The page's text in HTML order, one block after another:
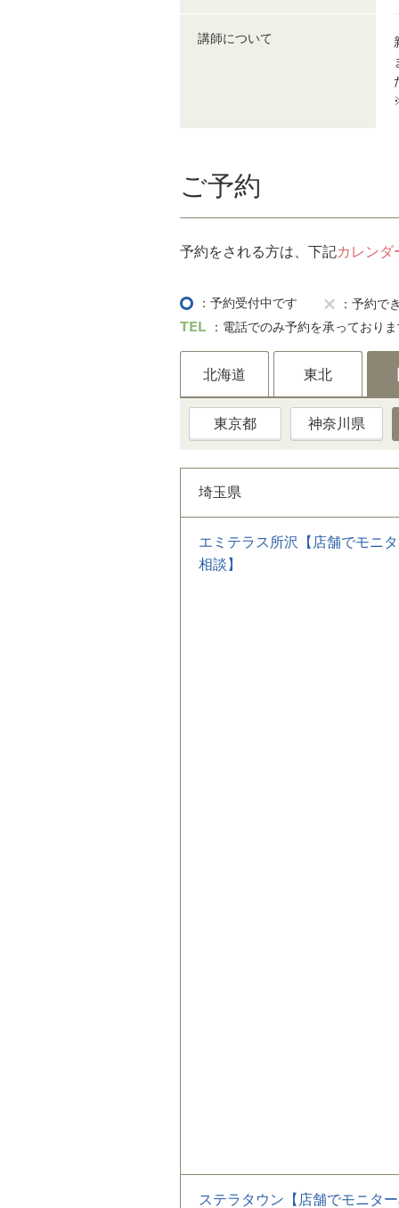
講師について
ご予約
予約をされる方は、下記カレンダ
：予約受付中です
：予約で
：電話でのみ予約を承っており
北海道 東北
東京都 神奈川県
埼玉県
エミテラス所沢【店舗でモニ
相談】
ステラタウン【店舗でモニタ